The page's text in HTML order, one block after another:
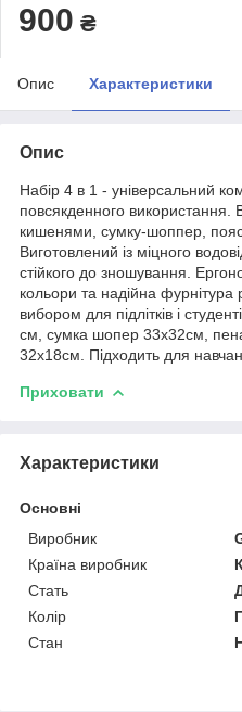
900 ₴
Опис Характеристики
Опис
Набір 4 в 1 - універсальний
повсякденного використання.
кишенями, сумку-шоппер,
Виготовлений із міцного
стійкого до зношування.
кольори та надійна
вибором для підлітків і
см, сумка шопер 33х32см,
32х18см. Підходить для
Приховати
Характеристики
Основні
Виробник
Країна виробник
Стать
Колір
Стан